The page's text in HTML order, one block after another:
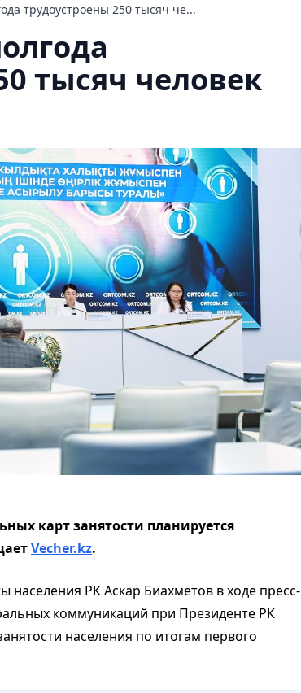
трудоустроены 250 тысяч че...
тысяч человек
карт занятости планируется
Vecher.kz.
РК Аскар Биахметов в ходе пресс-
коммуникаций при Президенте РК
населения по итогам первого